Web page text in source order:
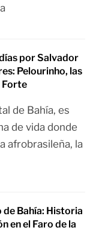
por Salvador
Pelourinho, las
Forte
de Bahía, es
de vida donde
afrobrasileña, la
Bahía: Historia
en el Faro de la